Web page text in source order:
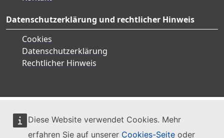
Diese Website verwendet Cookies. Mehr
erfahren Sie auf unserer Cookies-Seite oder
Datenschutzerklärung und rechtlicher Hinweis
Cookies
Datenschutzerklärung
Rechtlicher Hinweis